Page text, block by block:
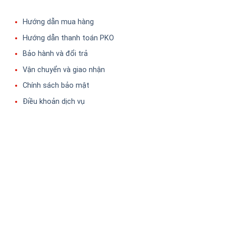
Hướng dẫn mua hàng
Hướng dẫn thanh toán PKO
Bảo hành và đổi trả
Vận chuyển và giao nhận
Chính sách bảo mật
Điều khoản dịch vụ